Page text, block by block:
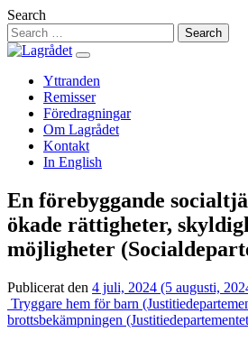
Hoppa
till
innehåll
Search
Yttranden
Remisser
Föredragningar
Om Lagrådet
Kontakt
In English
En förebyggande
ökade rättigheter,
möjligheter
Publicerat den 4 juli, 2024 (5 augusti,
Inläggsnavigering
Tryggare hem för barn
brottsbekämpningen